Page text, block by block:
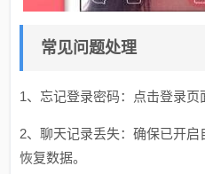
常见问题处理
1、忘记登录密码：点击登录页
2、聊天记录丢失：确保已开
恢复数据。